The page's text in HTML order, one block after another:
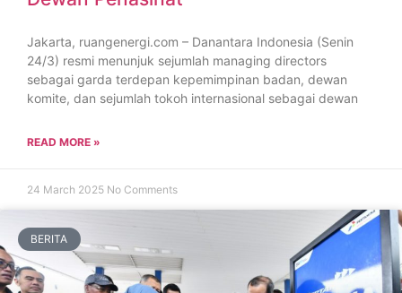
Jakarta, ruangenergi.com – Danantara Indonesia (Senin
24/3) resmi menunjuk sejumlah managing directors
sebagai garda terdepan kepemimpinan badan, dewan
komite, dan sejumlah tokoh internasional sebagai dewan
READ MORE »
24 March 2025 No Comments
BERITA